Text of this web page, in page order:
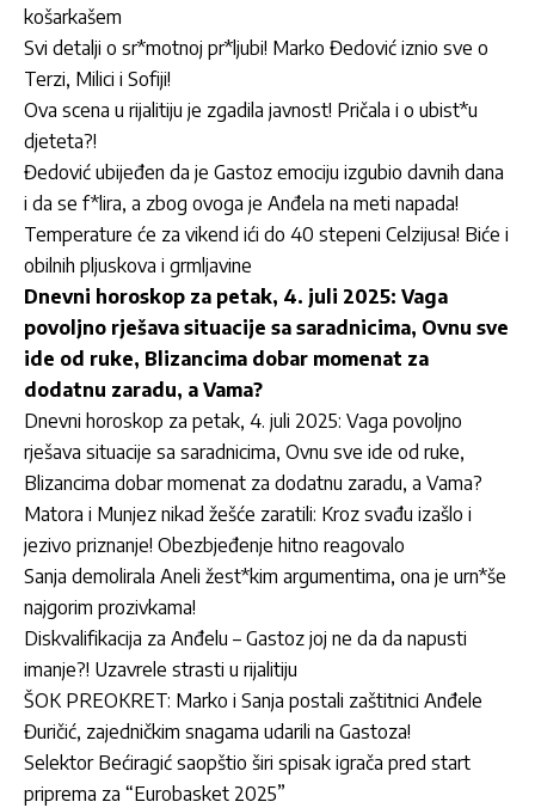
košarkašem
Svi detalji o sr*motnoj pr*ljubi! Marko Đedović iznio sve o
Terzi, Milici i Sofiji!
Ova scena u rijalitiju je zgadila javnost! Pričala i o ubist*u
djeteta?!
Đedović ubijeđen da je Gastoz emociju izgubio davnih dana
i da se f*lira, a zbog ovoga je Anđela na meti napada!
Temperature će za vikend ići do 40 stepeni Celzijusa! Biće i
obilnih pljuskova i grmljavine
Dnevni horoskop za petak, 4. juli 2025: Vaga
povoljno rješava situacije sa saradnicima, Ovnu sve
ide od ruke, Blizancima dobar momenat za
dodatnu zaradu, a Vama?
Dnevni horoskop za petak, 4. juli 2025: Vaga povoljno
rješava situacije sa saradnicima, Ovnu sve ide od ruke,
Blizancima dobar momenat za dodatnu zaradu, a Vama?
Matora i Munjez nikad žešće zaratili: Kroz svađu izašlo i
jezivo priznanje! Obezbjeđenje hitno reagovalo
Sanja demolirala Aneli žest*kim argumentima, ona je urn*še
najgorim prozivkama!
Diskvalifikacija za Anđelu – Gastoz joj ne da da napusti
imanje?! Uzavrele strasti u rijalitiju
ŠOK PREOKRET: Marko i Sanja postali zaštitnici Anđele
Đuričić, zajedničkim snagama udarili na Gastoza!
Selektor Bećiragić saopštio širi spisak igrača pred start
priprema za “Eurobasket 2025”